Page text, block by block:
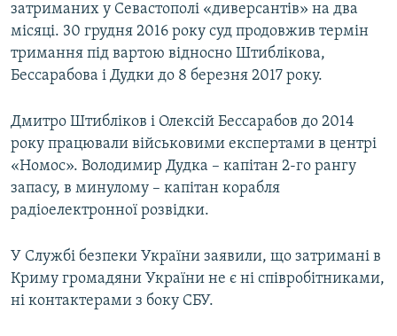
затриманих у Севастополі «диверсантів» на два
місяці. 30 грудня 2016 року суд продовжив термін
тримання під вартою відносно Штиблікова,
Бессарабова і Дудки до 8 березня 2017 року.
Дмитро Штибліков і Олексій Бессарабов до 2014
року працювали військовими експертами в центрі
«Номос». Володимир Дудка – капітан 2-го рангу
запасу, в минулому – капітан корабля
радіоелектронної розвідки.
У Службі безпеки України заявили, що затримані в
Криму громадяни України не є ні співробітниками,
ні контактерами з боку СБУ.